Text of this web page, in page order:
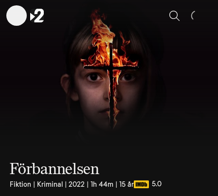
Sök
Förbannelsen
Fiktion | Kriminal | 2022 | 1h 44m | 15 år 5.0